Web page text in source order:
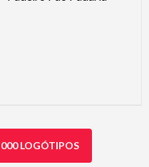
LOGÓTIPOS